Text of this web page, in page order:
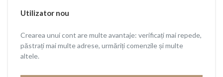
Utilizator nou
Crearea unui cont are multe avantaje: verificați mai repede,
păstrați mai multe adrese, urmăriți comenzile și multe
altele.